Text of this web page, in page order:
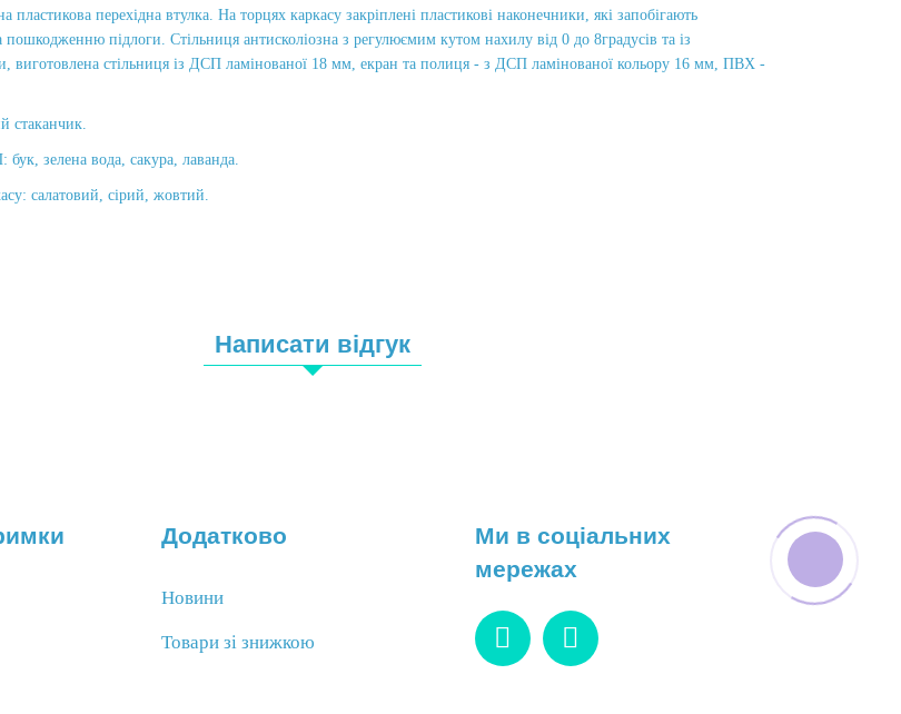
пластикова перехідна втулка. На торцях каркасу закріплені пластикові наконечники, які запобігають
підлоги. Стільниця антисколіозна з регулюємим кутом нахилу від 0 до 8градусів та із
виготовлена стільниця із ДСП ламінованої 18 мм, екран та полиця - з ДСП ламінованої кольору 16 мм, ПВХ -
стаканчик.
зелена вода, сакура, лаванда.
салатовий, сірий, жовтий.
Написати відгук
Додатково
Новини
Товари зі знижкою
Ми в соціальних
мережах